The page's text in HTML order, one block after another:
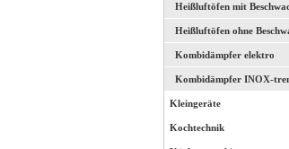
Heißluftöfen mit
Heißluftöfen ohne
Kombidämpfer elektro
Kombidämpfer INOX-
Kleingeräte
Kochtechnik